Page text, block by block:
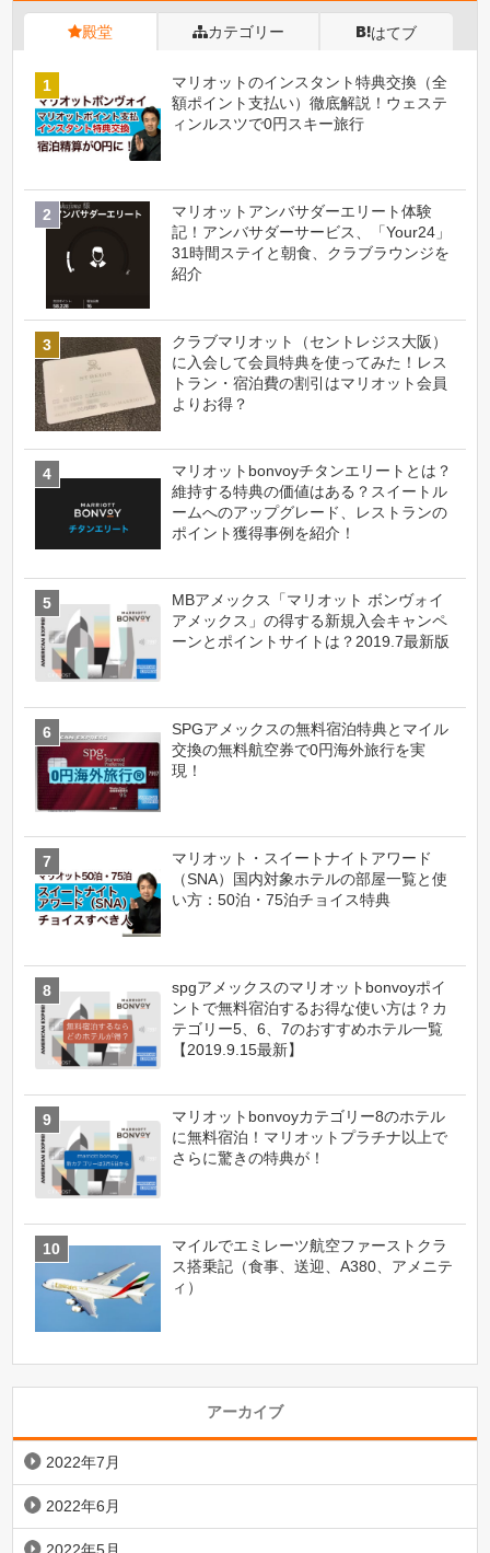
殿堂 カテゴリー はてブ
マリオットのインスタント特典交換（全
額ポイント支払い）徹底解説！ウェステ
ィンルスツで0円スキー旅行
マリオットアンバサダーエリート体験
記！アンバサダーサービス、「Your24」
31時間ステイと朝食、クラブラウンジを
紹介
クラブマリオット（セントレジス大阪）
に入会して会員特典を使ってみた！レス
トラン・宿泊費の割引はマリオット会員
よりお得？
マリオットbonvoyチタンエリートとは？
維持する特典の価値はある？スイートル
ームへのアップグレード、レストランの
ポイント獲得事例を紹介！
MBアメックス「マリオット ボンヴォイ
アメックス」の得する新規入会キャンペ
ーンとポイントサイトは？2019.7最新版
SPGアメックスの無料宿泊特典とマイル
交換の無料航空券で0円海外旅行を実
現！
マリオット・スイートナイトアワード
（SNA）国内対象ホテルの部屋一覧と使
い方：50泊・75泊チョイス特典
spgアメックスのマリオットbonvoyポイ
ントで無料宿泊するお得な使い方は？カ
テゴリー5、6、7のおすすめホテル一覧
【2019.9.15最新】
マリオットbonvoyカテゴリー8のホテル
に無料宿泊！マリオットプラチナ以上で
さらに驚きの特典が！
マイルでエミレーツ航空ファーストクラ
ス搭乗記（食事、送迎、A380、アメニテ
ィ）
アーカイブ
2022年7月
2022年6月